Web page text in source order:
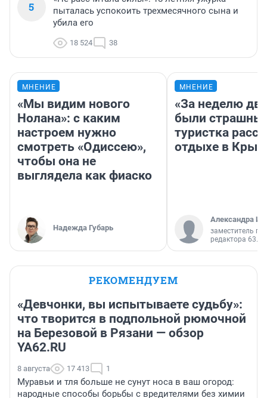
5
пыталась успокоить трехмесячного сына и
убила его
18 524 38
МНЕНИЕ
«Мы видим нового
Нолана»: с каким
настроем нужно
смотреть «Одиссею»,
чтобы она не
выглядела как фиаско
Надежда Губарь
МНЕНИЕ
«За неделю
были
туристка
отдыхе в
Александра
заместитель
редактора 63.RU
РЕКОМЕНДУЕМ
«Девчонки, вы испытываете судьбу»:
что творится в подпольной рюмочной
на Березовой в Рязани — обзор
YA62.RU
8 августа 17 413 1
Муравьи и тля больше не сунут носа в ваш огород:
народные способы борьбы с вредителями без химии